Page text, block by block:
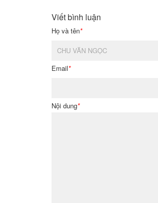
Viết bình luận
Họ và tên*
Email*
Nội dung*